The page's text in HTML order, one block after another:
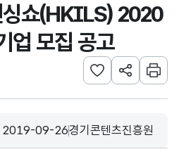
싱쇼(HKILS) 2020
업 모집 공고
관심사 등록하기
URL 공유하
인쇄
등록일
2019-09-26
수집기관
경기콘텐츠진흥원